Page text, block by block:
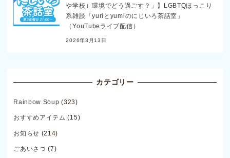
や学校）環境でどう過ごす？」】LGBTQほっこり
系雑談「yuriとyumiのにじいろ茶話室」
（YouTubeライブ配信）
2026年3月13日
カテゴリー
Rainbow Soup (323)
おすすめアイテム (15)
お知らせ (214)
ごあいさつ (7)